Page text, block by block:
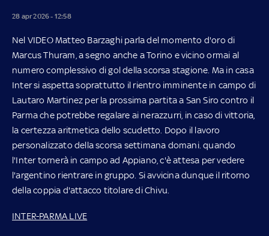
28 apr 2026 - 12:58
Nel VIDEO Matteo Barzaghi parla del momento d'oro di
Marcus Thuram, a segno anche a Torino e vicino ormai al
numero complessivo di gol della scorsa stagione. Ma in casa
Inter si aspetta soprattutto il rientro imminente in campo di
Lautaro Martinez per la prossima partita a San Siro contro il
Parma che potrebbe regalare ai nerazzurri, in caso di vittoria,
la certezza aritmetica dello scudetto. Dopo il lavoro
personalizzato della scorsa settimana domani. quando
l'Inter tornerà in campo ad Appiano, c'è attesa per vedere
l'argentino rientrare in gruppo. Si avvicina dunque il ritorno
della coppia d'attacco titolare di Chivu.
INTER-PARMA LIVE